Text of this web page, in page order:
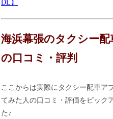
DL】
海浜幕張のタクシー配
の口コミ・評判
ここからは実際にタクシー配車ア
てみた人の口コミ・評価をピック
た♪